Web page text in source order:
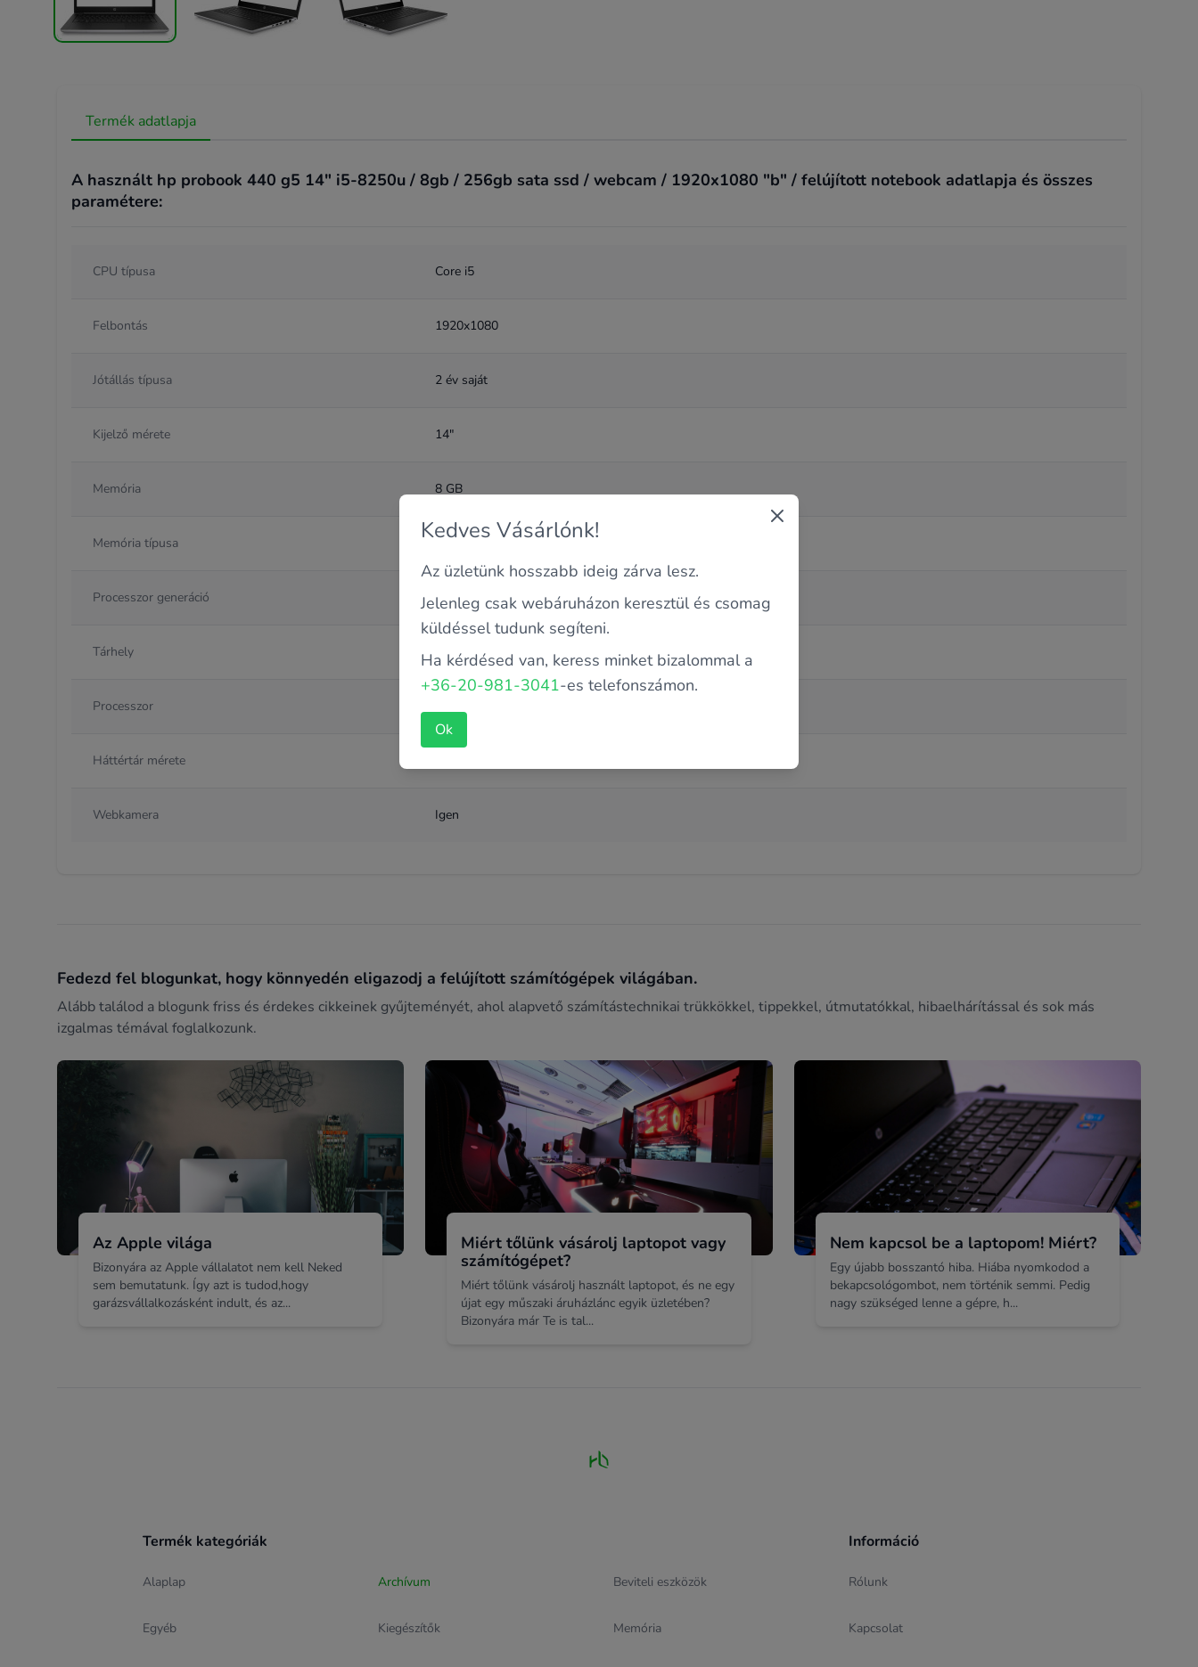
TERMÉK KÉP TERMÉK KÉP TERMÉK KÉP
Termék adatlapja
A használt hp probook 440 g5 14" i5-8250u / 8gb / 256gb sata ssd / webcam / 1920x1080 "b" / felújított notebook adatlapja és összes
paramétere:
CPU típusa Core i5
Felbontás 1920x1080
Jótállás típusa 2 év saját
Kijelző mérete 14"
Memória 8 GB
Memória típusa DDR4
Processzor generáció Intel 8. Gen
Tárhely SATA SSD
Processzor
Háttértár mérete
Webkamera Igen
Fedezd fel blogunkat, hogy könnyedén eligazodj a felújított számítógépek világában.
Alább találod a blogunk friss és érdekes cikkeinek gyűjteményét, ahol alapvető számítástechnikai trükkökkel, tippekkel, útmutatókkal, hibaelhárítással és sok más
izgalmas témával foglalkozunk.
Az Apple világa
Bizonyára az Apple vállalatot nem kell Neked
sem bemutatunk. Így azt is tudod,hogy
garázsvállalkozásként indult, és az...
Miért tőlünk vásárolj laptopot vagy
számítógépet?
Miért tőlünk vásárolj használt laptopot, és ne egy
újat egy műszaki áruházlánc egyik üzletében?
Bizonyára már Te is tal...
Nem kapcsol be a laptopom! Miért?
Egy újabb bosszantó hiba. Hiába nyomkodod a
bekapcsológombot, nem történik semmi. Pedig
nagy szükséged lenne a gépre, h...
Termék kategóriák
Alaplap Archívum Beviteli eszközök
Egyéb Kiegészítők Memória
Információ
Rólunk
Kapcsolat
Kedves Vásárlónk!
Az üzletünk hosszabb ideig zárva lesz.
Jelenleg csak webáruházon keresztül és csomag
küldéssel tudunk segíteni.
Ha kérdésed van, keress minket bizalommal a
+36-20-981-3041-es telefonszámon.
Ok